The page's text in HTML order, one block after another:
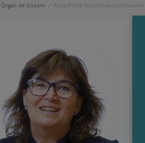
Òrgan de Govern Anna Fornt: trajectòria professional